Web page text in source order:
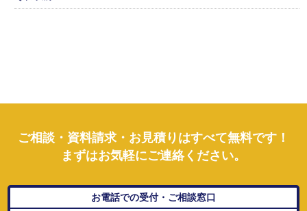
ご相談・資料請求・お見積りはすべて無料です！
まずはお気軽にご連絡ください。
お電話での受付・ご相談窓口